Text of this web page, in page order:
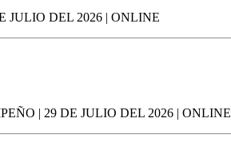
JULIO DEL 2026 | ONLINE
| 29 DE JULIO DEL 2026 | ONLINE